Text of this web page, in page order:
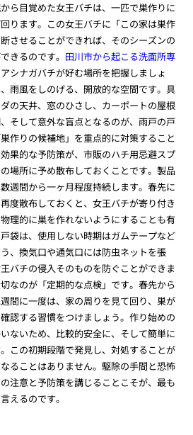
ら目覚めた女王バチは、一匹で巣作りに
ります。この女王バチに「この家は巣作
させることができれば、そのシーズンの
きるのです。 田川市から起こる洗面所専
シナガバチが好む場所を把握しましょ
雨風をしのげる、開放的な空間です。具
の天井、窓のひさし、カーポートの屋根
そして意外な盲点となるのが、雨戸の戸
作りの候補地」を重点的に対策すること
果的な予防策が、市販のハチ用忌避スプ
場所に予め散布しておくことです。製品
週間から一ヶ月程度持続します。春先に
度散布しておくと、女王バチが寄り付き
理的に巣を作れないようにすることも有
袋は、使用しない時期はガムテープなど
、換気口や通気口には防虫ネットを張
バチの侵入そのものを防ぐことができま
なのが「定期的な点検」です。春先から
間に一度は、家の周りを見て回り、巣が
認する習慣をつけましょう。作り始めの
ないため、比較的安全に、そして簡単に
この初期段階で発見し、対処することが
ることはありません。駆除の手間と恐怖
注意と予防策を講じることこそが、最も
えるのです。